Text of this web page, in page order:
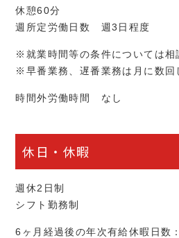
休憩60分
週所定労働日数 週3日程度
※就業時間等の条件については相
※早番業務、遅番業務は月に数回
時間外労働時間 なし
休日・休暇
週休2日制
シフト勤務制
6ヶ月経過後の年次有給休暇日数